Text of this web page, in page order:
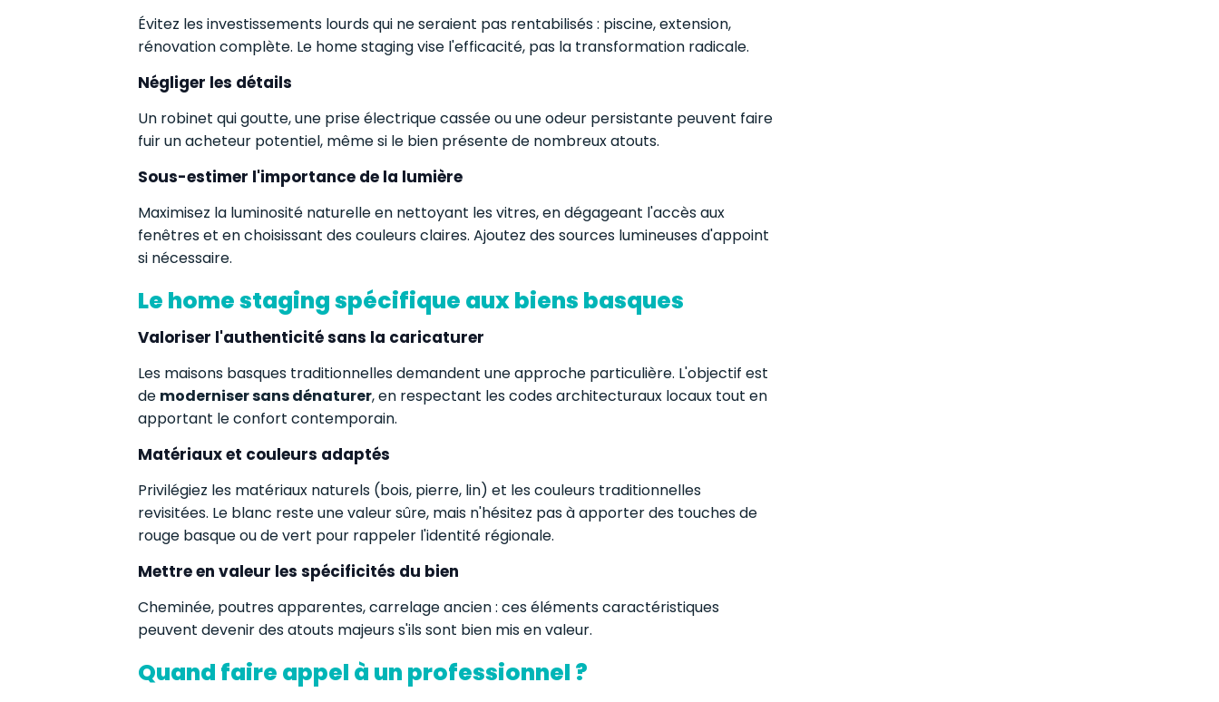
Évitez les investissements lourds qui ne seraient pas rentabilisés : piscine, extension,
rénovation complète. Le home staging vise l'efficacité, pas la transformation radicale.
Négliger les détails
Un robinet qui goutte, une prise électrique cassée ou une odeur persistante peuvent faire
fuir un acheteur potentiel, même si le bien présente de nombreux atouts.
Sous-estimer l'importance de la lumière
Maximisez la luminosité naturelle en nettoyant les vitres, en dégageant l'accès aux
fenêtres et en choisissant des couleurs claires. Ajoutez des sources lumineuses d'appoint
si nécessaire.
Le home staging spécifique aux biens basques
Valoriser l'authenticité sans la caricaturer
Les maisons basques traditionnelles demandent une approche particulière. L'objectif est
de moderniser sans dénaturer, en respectant les codes architecturaux locaux tout en
apportant le confort contemporain.
Matériaux et couleurs adaptés
Privilégiez les matériaux naturels (bois, pierre, lin) et les couleurs traditionnelles
revisitées. Le blanc reste une valeur sûre, mais n'hésitez pas à apporter des touches de
rouge basque ou de vert pour rappeler l'identité régionale.
Mettre en valeur les spécificités du bien
Cheminée, poutres apparentes, carrelage ancien : ces éléments caractéristiques
peuvent devenir des atouts majeurs s'ils sont bien mis en valeur.
Quand faire appel à un professionnel ?